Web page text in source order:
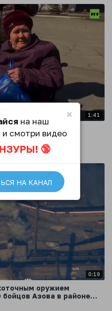
1:41
около 30 тонн
области
0:19
оружием
Азова в районе
×
на наш
и смотри видео
🔞
НА КАНАЛ